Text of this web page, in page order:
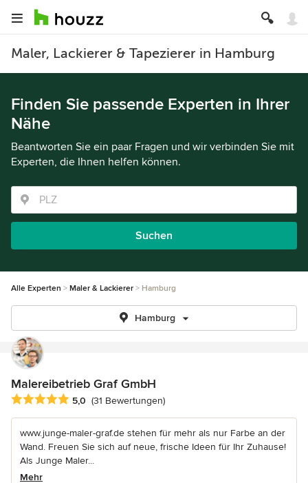
Maler, Lackierer & Tapezierer in Hamburg
Finden Sie passende Experten in Ihrer
Nähe
Beantworten Sie ein paar Fragen und wir verbinden Sie mit
Experten, die Ihnen helfen können.
Suchen
Alle Experten Maler & Lackierer Hamburg
Hamburg
Malereibetrieb Graf GmbH
Durchschnittliche Bewertung: 5 von 5 Sternen
5,0 (31 Bewertungen)
www.junge-maler-graf.de stehen für mehr als nur Farbe an der
Wand. Freuen Sie sich auf neue, frische Ideen für Ihr Zuhause!
Als Junge Maler...
Mehr